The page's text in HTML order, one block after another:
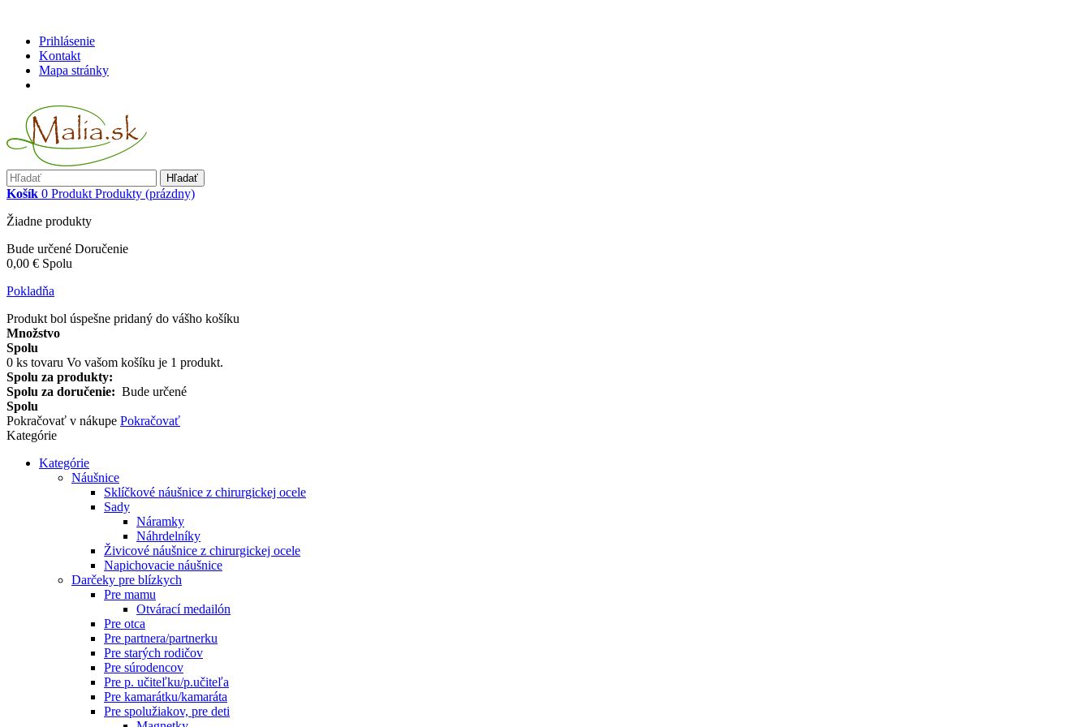
Prihlásenie
Kontakt
Mapa stránky
Hľadať
Košík 0 Produkt Produkty (prázdny)
Žiadne produkty
Bude určené Doručenie
0,00 € Spolu
Pokladňa
Produkt bol úspešne pridaný do vášho košíku
Množstvo
Spolu
0 ks tovaru Vo vašom košíku je 1 produkt.
Spolu za produkty:
Spolu za doručenie: Bude určené
Spolu
Pokračovať v nákupe Pokračovať
Kategórie
Kategórie
Náušnice
Sklíčkové náušnice z chirurgickej ocele
Sady
Náramky
Náhrdelníky
Živicové náušnice z chirurgickej ocele
Napichovacie náušnice
Darčeky pre blízkych
Pre mamu
Otvárací medailón
Pre otca
Pre partnera/partnerku
Pre starých rodičov
Pre súrodencov
Pre p. učiteľku/p.učiteľa
Pre kamarátku/kamaráta
Pre spolužiakov, pre deti